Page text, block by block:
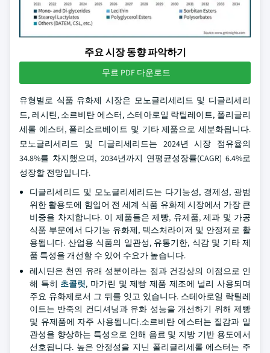
주요 시장 동향 파악하기
무료 PDF 다운로드
유형별로 식품 유화제 시장은 모노글리세리드 및 디글리세리
드, 레시틴, 소르비탄 에스터, 스테아로일 락틸레이트, 폴리글리
세롤 에스터, 폴리소르베이트 및 기타 제품으로 세분화됩니다.
모노글리세리드 및 디글리세리드는 2024년 시장 점유율의
34.8%를 차지했으며, 2034년까지 연평균성장률(CAGR) 6.4%로
성장할 전망입니다.
디글리세리드 및 모노글리세리드는 다기능성, 경제성, 광범
위한 활용도에 힘입어 전 세계 식품 유화제 시장에서 가장 큰
비중을 차지합니다. 이 제품들은 제빵, 유제품, 제과 및 가공
식품 부문에서 다기능 유화제, 텍스처라이저 및 안정제로 활
용됩니다. 산업용 식품의 일관성, 유통기한, 식감 및 기타 제
품 특성을 개선할 수 있어 수요가 높습니다.
레시틴은 천연 유래 성분이라는 점과 건강상의 이점으로 인
해 특히 초콜릿, 마가린 및 제빵 제품 제조에 널리 사용되며
주요 유화제로서 그 뒤를 잇고 있습니다. 스테아로일 락틸레
이트는 반죽의 컨디셔닝과 유화 성능을 개선하기 위해 제빵
및 유제품에 자주 사용됩니다.소르비탄 에스터는 질감과 일
관성을 향상하는 특성으로 인해 음료 및 지방 기반 용도에서
선호됩니다. 높은 안정성을 지닌 폴리글리세롤 에스터는 주